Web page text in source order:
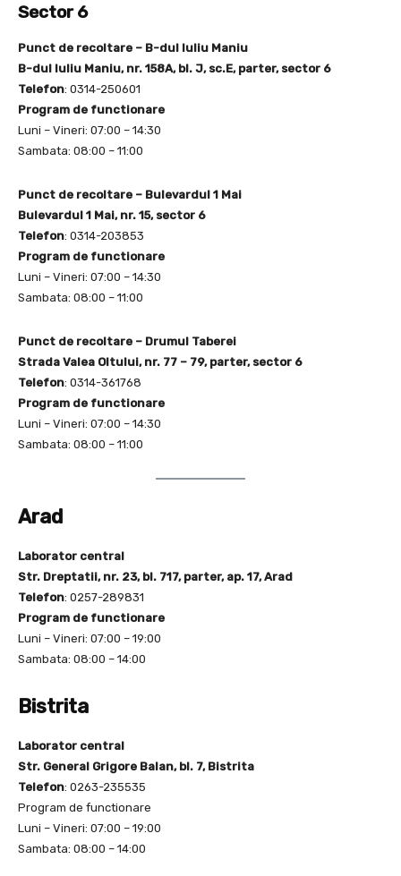
Sector 6
Punct de recoltare – B-dul Iuliu Maniu
B-dul Iuliu Maniu, nr. 158A, bl. J, sc.E, parter, sector 6
Telefon: 0314-250601
Program de functionare
Luni – Vineri: 07:00 – 14:30
Sambata: 08:00 – 11:00
Punct de recoltare – Bulevardul 1 Mai
Bulevardul 1 Mai, nr. 15, sector 6
Telefon: 0314-203853
Program de functionare
Luni – Vineri: 07:00 – 14:30
Sambata: 08:00 – 11:00
Punct de recoltare – Drumul Taberei
Strada Valea Oltului, nr. 77 – 79, parter, sector 6
Telefon: 0314-361768
Program de functionare
Luni – Vineri: 07:00 – 14:30
Sambata: 08:00 – 11:00
Arad
Laborator central
Str. Dreptatii, nr. 23, bl. 717, parter, ap. 17, Arad
Telefon: 0257-289831
Program de functionare
Luni – Vineri: 07:00 – 19:00
Sambata: 08:00 – 14:00
Bistrita
Laborator central
Str. General Grigore Balan, bl. 7, Bistrita
Telefon: 0263-235535
Program de functionare
Luni – Vineri: 07:00 – 19:00
Sambata: 08:00 – 14:00